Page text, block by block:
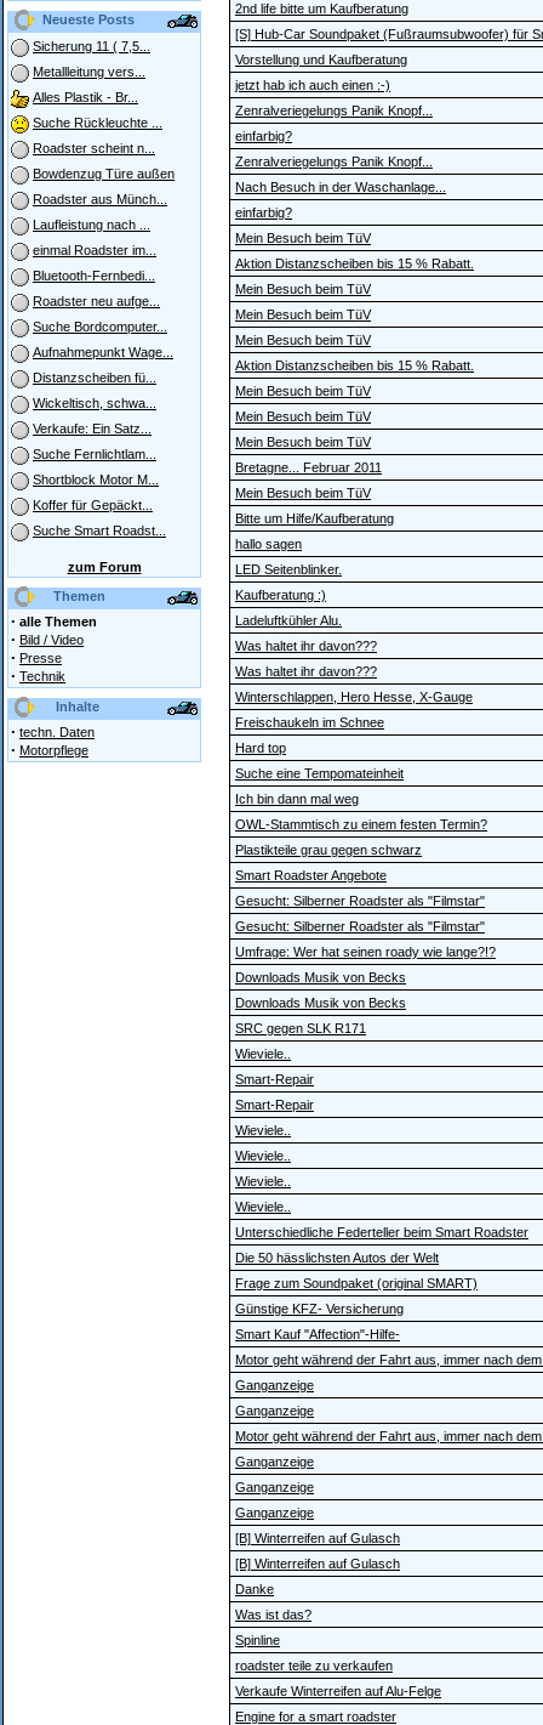
Neueste Posts
Sicherung 11 ( 7,5...
Metallleitung vers...
Alles Plastik - Br...
Suche Rückleuchte ...
Roadster scheint n...
Bowdenzug Türe außen
Roadster aus Münch...
Laufleistung nach ...
einmal Roadster im...
Bluetooth-Fernbedi...
Roadster neu aufge...
Suche Bordcomputer...
Aufnahmepunkt Wage...
Distanzscheiben fü...
Wickeltisch, schwa...
Verkaufe: Ein Satz...
Suche Fernlichtlam...
Shortblock Motor M...
Koffer für Gepäckt...
Suche Smart Roadst...
zum Forum
Themen
· alle Themen
· Bild / Video
· Presse
· Technik
Inhalte
· techn. Daten
· Motorpflege
2nd life bitte um Kaufberatung
[S] Hub-Car Soundpaket (Fußraumsubwoofer) für
Vorstellung und Kaufberatung
jetzt hab ich auch einen :-)
Zenralveriegelungs Panik Knopf...
einfarbig?
Zenralveriegelungs Panik Knopf...
Nach Besuch in der Waschanlage...
einfarbig?
Mein Besuch beim TüV
Aktion Distanzscheiben bis 15 % Rabatt.
Mein Besuch beim TüV
Mein Besuch beim TüV
Mein Besuch beim TüV
Aktion Distanzscheiben bis 15 % Rabatt.
Mein Besuch beim TüV
Mein Besuch beim TüV
Mein Besuch beim TüV
Bretagne... Februar 2011
Mein Besuch beim TüV
Bitte um Hilfe/Kaufberatung
hallo sagen
LED Seitenblinker.
Kaufberatung :)
Ladeluftkühler Alu.
Was haltet ihr davon???
Was haltet ihr davon???
Winterschlappen, Hero Hesse, X-Gauge
Freischaukeln im Schnee
Hard top
Suche eine Tempomateinheit
Ich bin dann mal weg
OWL-Stammtisch zu einem festen Termin?
Plastikteile grau gegen schwarz
Smart Roadster Angebote
Gesucht: Silberner Roadster als "Filmstar"
Gesucht: Silberner Roadster als "Filmstar"
Umfrage: Wer hat seinen roady wie lange?!?
Downloads Musik von Becks
Downloads Musik von Becks
SRC gegen SLK R171
Wieviele..
Smart-Repair
Smart-Repair
Wieviele..
Wieviele..
Wieviele..
Wieviele..
Unterschiedliche Federteller beim Smart Roadster
Die 50 hässlichsten Autos der Welt
Frage zum Soundpaket (original SMART)
Günstige KFZ- Versicherung
Smart Kauf "Affection"-Hilfe-
Motor geht während der Fahrt aus, immer nach
Ganganzeige
Ganganzeige
Motor geht während der Fahrt aus, immer nach
Ganganzeige
Ganganzeige
Ganganzeige
[B] Winterreifen auf Gulasch
[B] Winterreifen auf Gulasch
Danke
Was ist das?
Spinline
roadster teile zu verkaufen
Verkaufe Winterreifen auf Alu-Felge
Engine for a smart roadster